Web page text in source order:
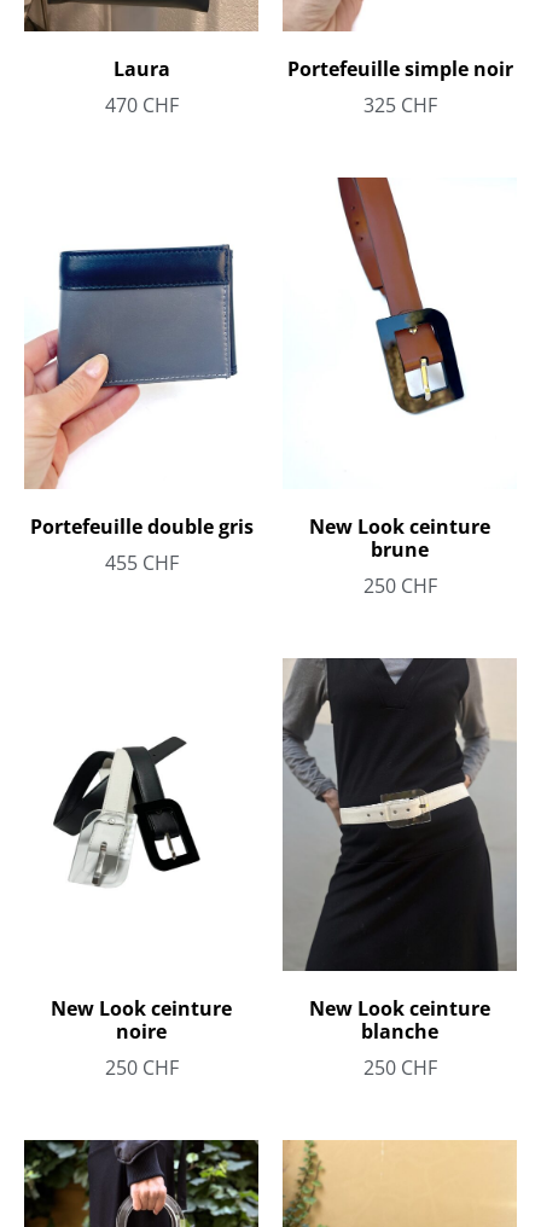
Laura
470 CHF
Portefeuille simple noir
325 CHF
Portefeuille double gris
455 CHF
New Look ceinture
brune
250 CHF
New Look ceinture
noire
250 CHF
New Look ceinture
blanche
250 CHF